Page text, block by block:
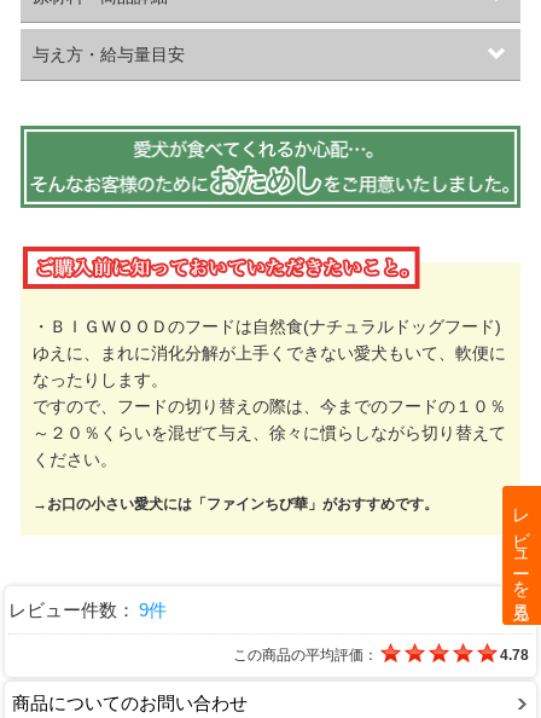
レビューを見る
与え方・給与量目安
・ＢＩＧＷＯＯＤのフードは自然食(ナチュラルドッグフード)
ゆえに、まれに消化分解が上手くできない愛犬もいて、軟便に
なったりします。
ですので、フードの切り替えの際は、今までのフードの１０％
～２０％くらいを混ぜて与え、徐々に慣らしながら切り替えて
ください。
→お口の小さい愛犬には「ファインちび華」がおすすめです。
レビュー件数： 9件
この商品の平均評価： 4.78
商品についてのお問い合わせ